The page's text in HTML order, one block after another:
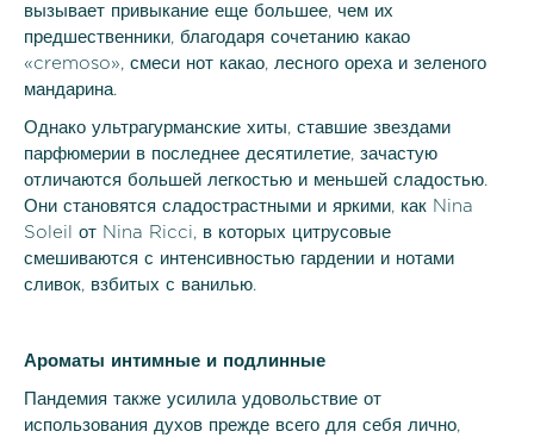
вызывает привыкание еще большее, чем их
предшественники, благодаря сочетанию какао
«cremoso», смеси нот какао, лесного ореха и зеленого
мандарина.
Однако ультрагурманские хиты, ставшие звездами
парфюмерии в последнее десятилетие, зачастую
отличаются большей легкостью и меньшей сладостью.
Они становятся сладострастными и яркими, как Nina
Soleil от Nina Ricci, в которых цитрусовые
смешиваются с интенсивностью гардении и нотами
сливок, взбитых с ванилью.
Ароматы интимные и подлинные
Пандемия также усилила удовольствие от
использования духов прежде всего для себя лично,